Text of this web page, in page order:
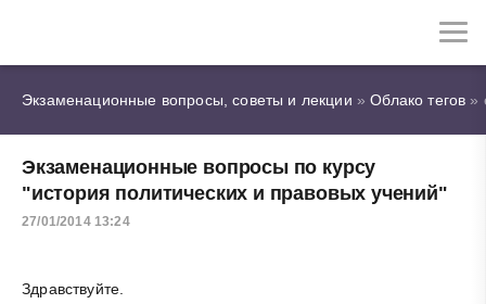
Экзаменационные вопросы, советы и лекции »Облако тегов »
Экзаменационные вопросы по курсу
"история политических и правовых учений"
27/01/2014 13:24
Здравствуйте.